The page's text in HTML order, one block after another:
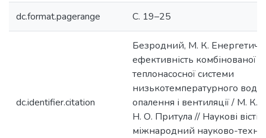
dc.format.pagerange С. 19–25
dc.identifier.citation
Безродний, М. К.
ефективність комбінованої
теплонасосної системи
низькотемпературного
опалення і вентиляції / М. К.
Н. О. Притула // Наукові вісті
міжнародний науково-